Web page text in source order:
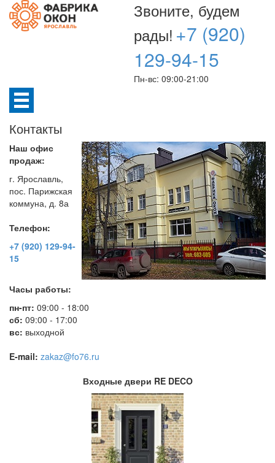
Звоните, будем
рады! +7 (920)
129-94-15
Пн-вс: 09:00-21:00
Контакты
Наш офис
продаж:
г. Ярославль,
пос. Парижская
коммуна, д. 8а
Телефон:
+7 (920) 129-94-
15
Часы работы:
пн-пт: 09:00 - 18:00
сб: 09:00 - 17:00
вс: выходной
E-mail: zakaz@fo76.ru
Входные двери RE DECO